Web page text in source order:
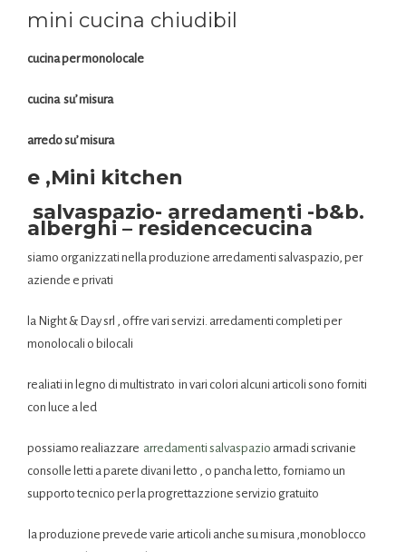
mini cucina chiudibil
cucina per monolocale
cucina su’ misura
arredo su’ misura
e ,Mini kitchen
salvaspazio- arredamenti -b&b.
alberghi – residencecucina
siamo organizzati nella produzione arredamenti salvaspazio, per
aziende e privati
la Night & Day srl , offre vari servizi. arredamenti completi per
monolocali o bilocali
realiati in legno di multistrato in vari colori alcuni articoli sono forniti
con luce a led
possiamo realiazzare arredamenti salvaspazio armadi scrivanie
consolle letti a parete divani letto , o pancha letto, forniamo un
supporto tecnico per la progrettazzione servizio gratuito
Ia produzione prevede varie articoli anche su misura ,monoblocco